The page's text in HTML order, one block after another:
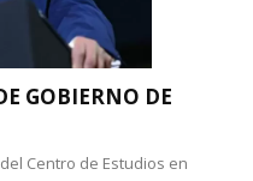
GOBIERNO DE
Centro de Estudios en